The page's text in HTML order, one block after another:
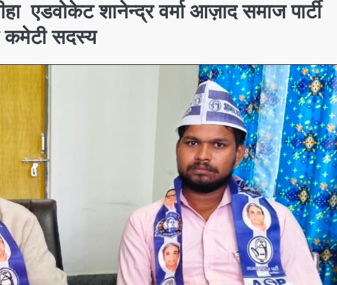
एडवोकेट शानेन्द्र वर्मा आज़ाद समाज पार्टी
कमेटी सदस्य